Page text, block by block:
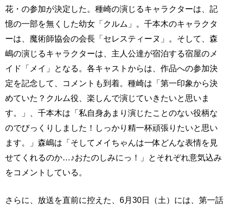
花・の参加が決定した。種崎の演じるキャラクターは、記
憶の一部を無くした幼女「クルム」。千本木のキャラクタ
ーは、魔術師協会の会長「セレスティーヌ」。そして、森
嶋の演じるキャラクターは、主人公達が宿泊する宿屋のメ
イド「メイ」となる。各キャストからは、作品への参加決
定を記念して、コメントも到着。種崎は「第一印象から決
めていた？クルム役、楽しんで演じていきたいと思いま
す。」、千本木は「私自身あまり演じたことのない役柄な
のでびっくりしました！しっかり精一杯頑張りたいと思い
ます。」森嶋は「そしてメイちゃんは一体どんな表情を見
せてくれるのか…♪おたのしみにっ！」とそれぞれ意気込み
をコメントしている。
さらに、放送を直前に控えた、6月30日（土）には、第一話